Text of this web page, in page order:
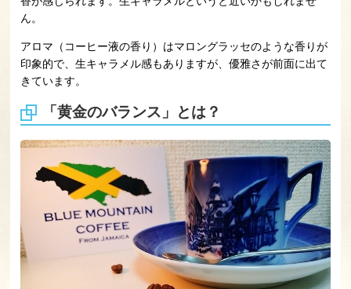
ん。
アロマ（コーヒー液の香り）はマロングラッセのような香りが
印象的で、生キャラメル感もありますが、優雅さが前面に出て
きています。
「黄金のバランス」とは？